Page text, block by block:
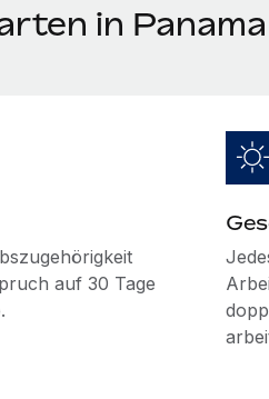
in Panama
auf 30 Tage